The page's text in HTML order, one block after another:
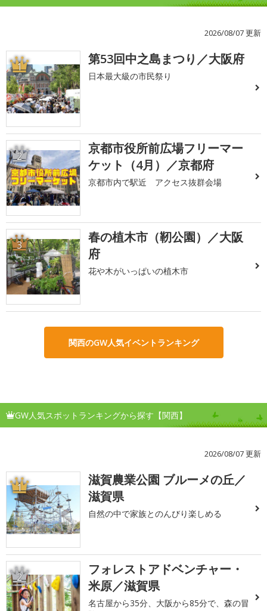
2026/08/07 更新
1 第53回中之島まつり／大阪府
日本最大級の市民祭り
2
京都市役所前広場フリーマー
ケット（4月）／京都府
京都市内で駅近 アクセス抜群会場
3
春の植木市（靭公園）／大阪
府
花や木がいっぱいの植木市
関西のGW人気イベントランキング
GW人気スポットランキングから探す【関西】
2026/08/07 更新
1
滋賀農業公園 ブルーメの丘／
滋賀県
自然の中で家族とのんびり楽しめる
2
フォレストアドベンチャー・
米原／滋賀県
名古屋から35分、大阪から85分で、森の冒